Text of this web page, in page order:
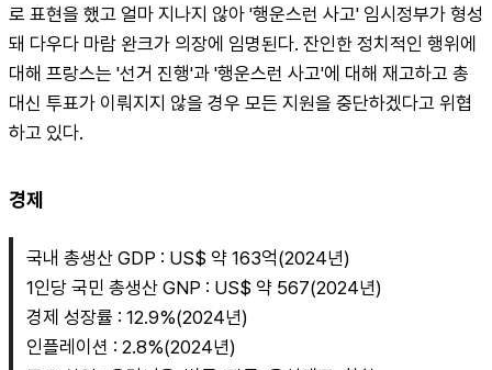
로 표현을 했고 얼마 지나지 않아 '행운스런 사고' 임시정부가 형성
돼 다우다 마람 완크가 의장에 임명된다. 잔인한 정치적인 행위에
대해 프랑스는 '선거 진행'과 '행운스런 사고'에 대해 재고하고 총
대신 투표가 이뤄지지 않을 경우 모든 지원을 중단하겠다고 위협
하고 있다.
경제
국내 총생산 GDP : US$ 약 163억(2024년)
1인당 국민 총생산 GNP : US$ 약 567(2024년)
경제 성장률 : 12.9%(2024년)
인플레이션 : 2.8%(2024년)